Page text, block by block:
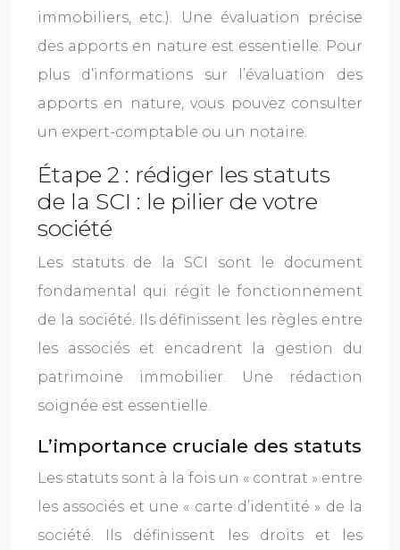
immobiliers, etc.). Une évaluation précise
des apports en nature est essentielle. Pour
plus d’informations sur l’évaluation des
apports en nature, vous pouvez consulter
un expert-comptable ou un notaire.
Étape 2 : rédiger les statuts
de la SCI : le pilier de votre
société
Les statuts de la SCI sont le document
fondamental qui régit le fonctionnement
de la société. Ils définissent les règles entre
les associés et encadrent la gestion du
patrimoine immobilier. Une rédaction
soignée est essentielle.
L’importance cruciale des statuts
Les statuts sont à la fois un « contrat » entre
les associés et une « carte d’identité » de la
société. Ils définissent les droits et les